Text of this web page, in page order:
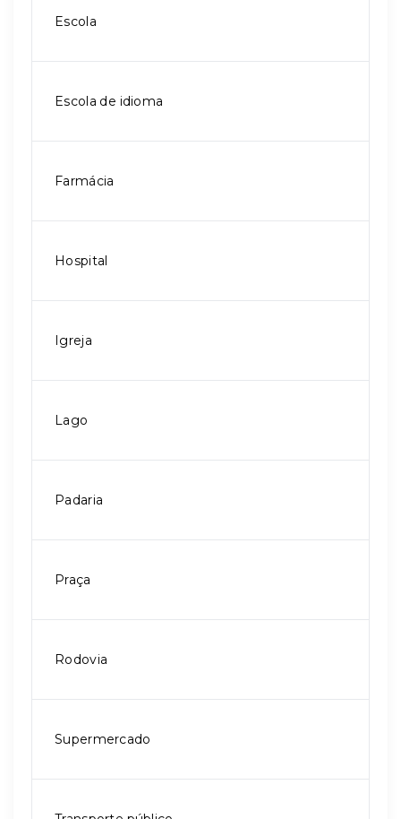
Escola
Escola de idioma
Farmácia
Hospital
Igreja
Lago
Padaria
Praça
Rodovia
Supermercado